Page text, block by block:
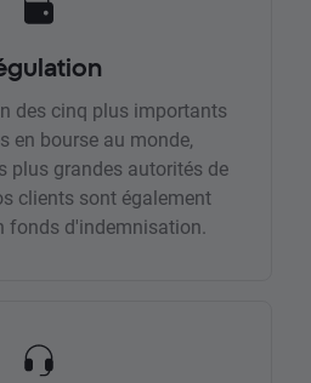
des cinq plus importants
en bourse au monde,
plus grandes autorités de
clients sont également
fonds d'indemnisation.